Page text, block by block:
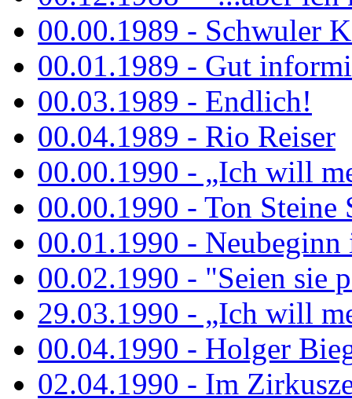
00.00.1989 - Schwuler
00.01.1989 - Gut
00.03.1989 - Endlich!
00.04.1989 - Rio Reiser
00.00.1990 - „Ich will
00.00.1990 - Ton Steine
00.01.1990 -
00.02.1990 - "Seien sie
29.03.1990 - „Ich will
00.04.1990 - Holger
02.04.1990 - Im